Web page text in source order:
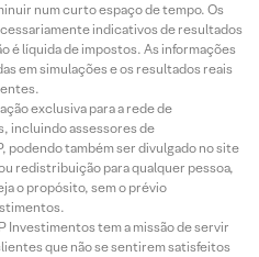
num curto espaço de tempo. Os
indicativos de resultados
é líquida de impostos. As informações
em simulações e os resultados reais
exclusiva para a rede de
incluindo assessores de
podendo também ser divulgado no site
redistribuição para qualquer pessoa,
o propósito, sem o prévio
Investimentos tem a missão de servir
que não se sentirem satisfeitos